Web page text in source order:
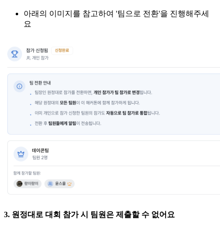
아래의 이미지를 참고하여 '팀으로 전환'을 진행해주세
요
3. 원정대로 대회 참가 시 팀원은 제출할 수 없어요